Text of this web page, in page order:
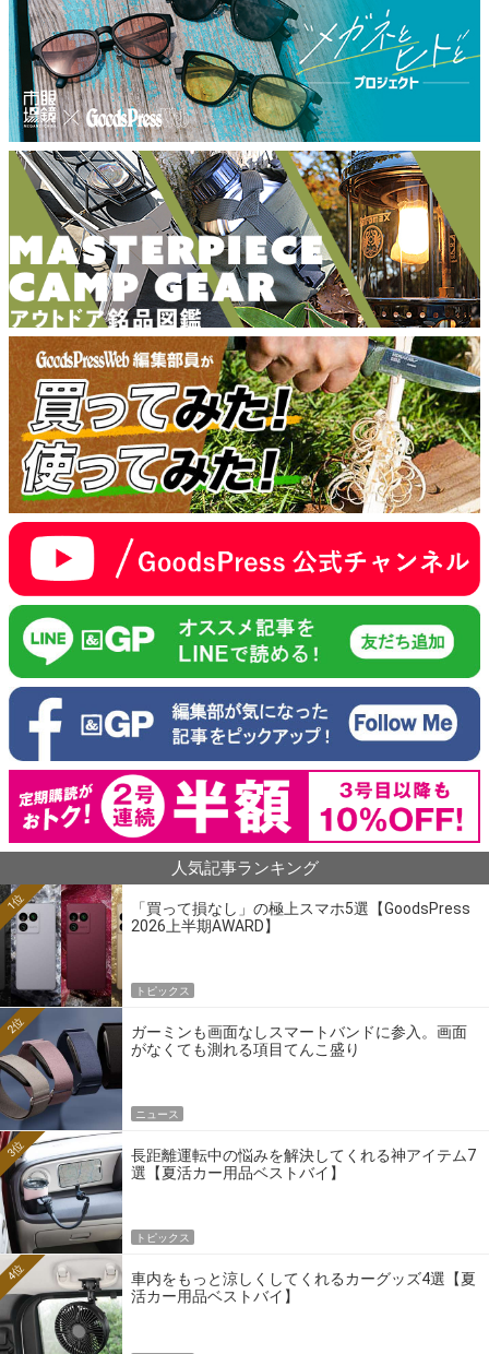
人気記事ランキング
「買って損なし」の極上スマホ5選【GoodsPress
2026上半期AWARD】
1位
トピックス
ガーミンも画面なしスマートバンドに参入。画面
がなくても測れる項目てんこ盛り
2位
ニュース
長距離運転中の悩みを解決してくれる神アイテム7
選【夏活カー用品ベストバイ】
3位
トピックス
車内をもっと涼しくしてくれるカーグッズ4選【夏
活カー用品ベストバイ】
4位